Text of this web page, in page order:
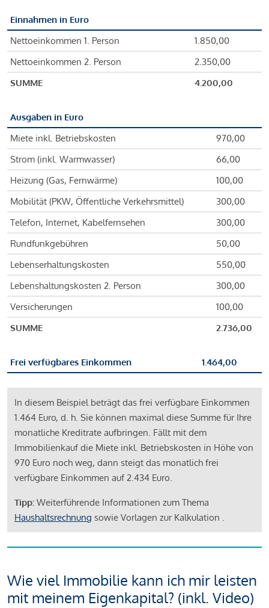
Einnahmen in Euro
Nettoeinkommen 1. Person
1.850,00
Nettoeinkommen 2. Person
2.350,00
SUMME
4.200,00
Ausgaben in Euro
Miete inkl. Betriebskosten
970,00
Strom (inkl. Warmwasser)
66,00
Heizung (Gas, Fernwärme)
100,00
Mobilität (PKW, Öffentliche Verkehrsmittel)
300,00
Telefon, Internet, Kabelfernsehen
300,00
Rundfunkgebühren
50,00
Lebenserhaltungskosten
550,00
Lebenshaltungskosten 2. Person
300,00
Versicherungen
100,00
SUMME
2.736,00
Frei verfügbares Einkommen 1.464,00
In diesem Beispiel beträgt das frei verfügbare Einkommen
1.464 Euro, d. h. Sie können maximal diese Summe für Ihre
monatliche Kreditrate aufbringen. Fällt mit dem
Immobilienkauf die Miete inkl. Betriebskosten in Höhe von
970 Euro noch weg, dann steigt das monatlich frei
verfügbare Einkommen auf 2.434 Euro.
Tipp: Weiterführende Informationen zum Thema
Haushaltsrechnung sowie Vorlagen zur Kalkulation .
Wie viel Immobilie kann ich mir leisten
mit meinem Eigenkapital? (inkl. Video)